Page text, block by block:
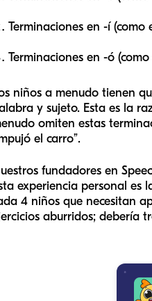
Terminaciones en -í (como
Terminaciones en -ó (como
niños a menudo tienen
y sujeto. Esta es la
omiten estas
el carro”.
fundadores en
experiencia personal es
4 niños que necesitan
aburridos; debería